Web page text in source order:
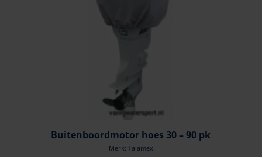
Buitenboordmotor hoes 30 – 90 pk
Merk: Talamex